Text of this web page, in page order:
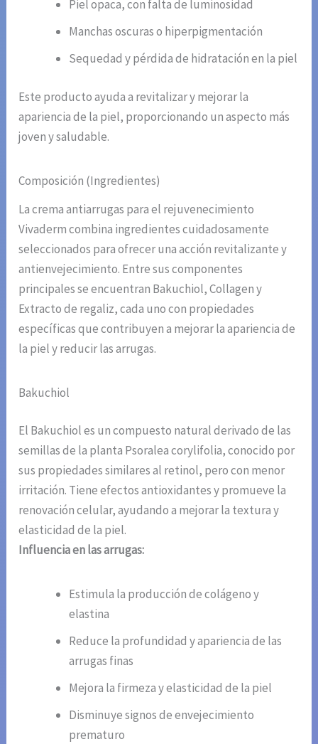
Piel opaca, con falta de luminosidad
Manchas oscuras o hiperpigmentación
Sequedad y pérdida de hidratación en la piel
Este producto ayuda a revitalizar y mejorar la
apariencia de la piel, proporcionando un aspecto más
joven y saludable.
Composición (Ingredientes)
La crema antiarrugas para el rejuvenecimiento
Vivaderm combina ingredientes cuidadosamente
seleccionados para ofrecer una acción revitalizante y
antienvejecimiento. Entre sus componentes
principales se encuentran Bakuchiol, Collagen y
Extracto de regaliz, cada uno con propiedades
específicas que contribuyen a mejorar la apariencia de
la piel y reducir las arrugas.
Bakuchiol
El Bakuchiol es un compuesto natural derivado de las
semillas de la planta Psoralea corylifolia, conocido por
sus propiedades similares al retinol, pero con menor
irritación. Tiene efectos antioxidantes y promueve la
renovación celular, ayudando a mejorar la textura y
elasticidad de la piel.
Influencia en las arrugas:
Estimula la producción de colágeno y
elastina
Reduce la profundidad y apariencia de las
arrugas finas
Mejora la firmeza y elasticidad de la piel
Disminuye signos de envejecimiento
prematuro